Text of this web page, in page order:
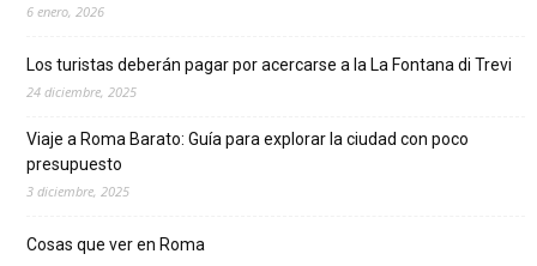
6 enero, 2026
Los turistas deberán pagar por acercarse a la La Fontana di Trevi
24 diciembre, 2025
Viaje a Roma Barato: Guía para explorar la ciudad con poco
presupuesto
3 diciembre, 2025
Cosas que ver en Roma